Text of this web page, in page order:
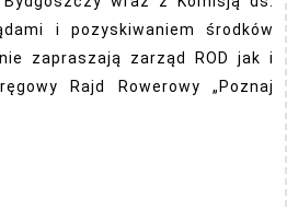
Rajd
i pozyskiwaniem środków
zapraszają zarząd ROD jak i
Rajd Rowerowy „Poznaj